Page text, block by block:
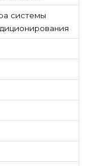
системы